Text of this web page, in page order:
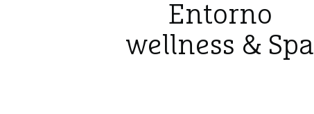
Entorno
wellness & Spa